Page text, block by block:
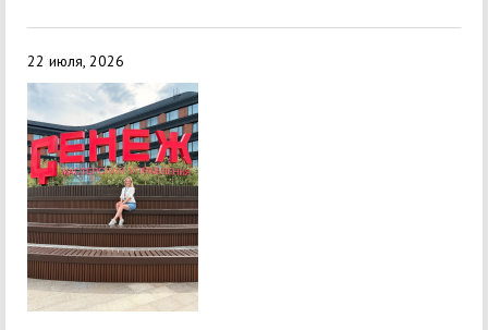
22 июля, 2026